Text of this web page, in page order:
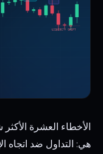
الأخطاء العشرة
هي: التداول ضد اتجاه